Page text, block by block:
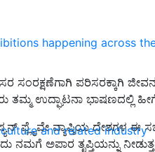
happening across
and related industry
ಸಂರಕ್ಷಣೆಗಾಗಿ ಪರಿಸರಕ್ಕಾಗಿ
ತಮ್ಮ ಉದ್ಘಾಟನಾ ಭಾಷಣದಲ್ಲಿ
ಫ್ಲೈವೇ ವ್ಯಾಪ್ತಿಯ ದೇಶಗಳ ಈ
ನಮಗೆ ಅಪಾರ ತೃಪ್ತಿಯನ್ನು